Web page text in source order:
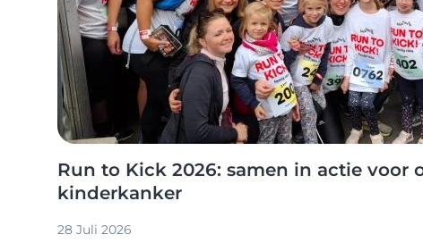
Run to Kick 2026: samen in actie voor
kinderkanker
28 Juli 2026